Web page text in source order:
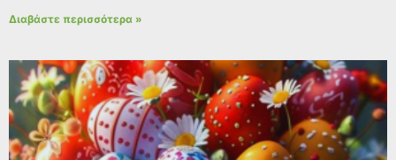
Διαβάστε περισσότερα »